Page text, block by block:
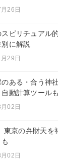
26日
ピリチュアル
に解説
29日
のある・合う神
動計算ツールも
02日
東京の弁財天
02日